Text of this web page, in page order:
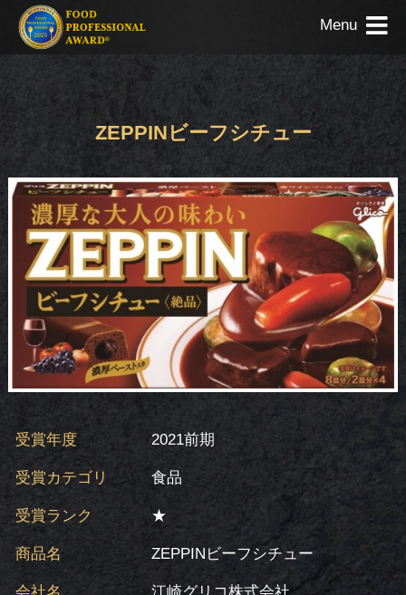
Menu
ZEPPINビーフシチュー
受賞年度 2021前期
受賞カテゴリ 食品
受賞ランク ★
商品名 ZEPPINビーフシチュー